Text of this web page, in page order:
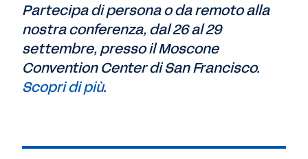
Partecipa di persona o da remoto alla
nostra conferenza, dal 26 al 29
settembre, presso il Moscone
Convention Center di San Francisco.
Scopri di più.